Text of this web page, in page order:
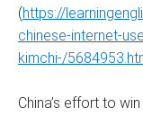
(https://
chinese-internet-
kimchi-/
China’s effort to